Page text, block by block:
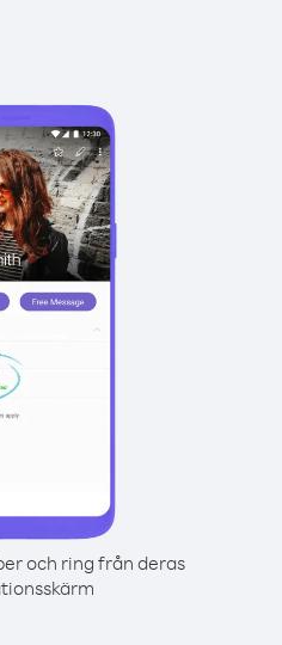
och ring från deras